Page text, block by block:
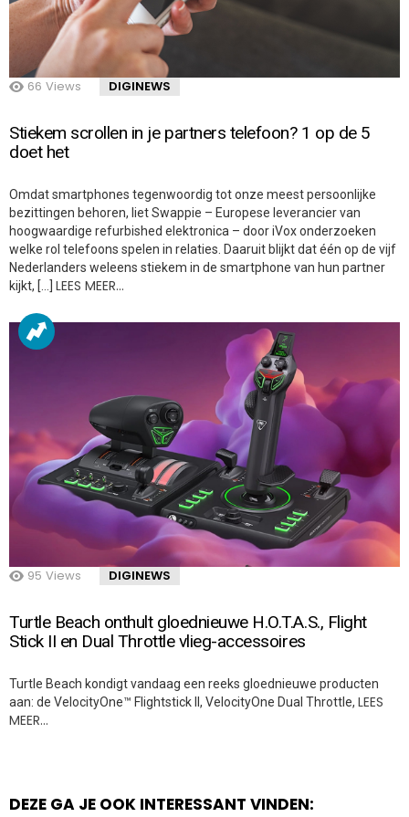
66 Views DIGINEWS
Stiekem scrollen in je partners telefoon? 1 op de 5
doet het
Omdat smartphones tegenwoordig tot onze meest persoonlijke
bezittingen behoren, liet Swappie – Europese leverancier van
hoogwaardige refurbished elektronica – door iVox onderzoeken
welke rol telefoons spelen in relaties. Daaruit blijkt dat één op de vijf
Nederlanders weleens stiekem in de smartphone van hun partner
kijkt, […] LEES MEER…
95 Views DIGINEWS
Turtle Beach onthult gloednieuwe H.O.T.A.S., Flight
Stick II en Dual Throttle vlieg-accessoires
Turtle Beach kondigt vandaag een reeks gloednieuwe producten
aan: de VelocityOne™ Flightstick II, VelocityOne Dual Throttle, LEES
MEER…
DEZE GA JE OOK INTERESSANT VINDEN: